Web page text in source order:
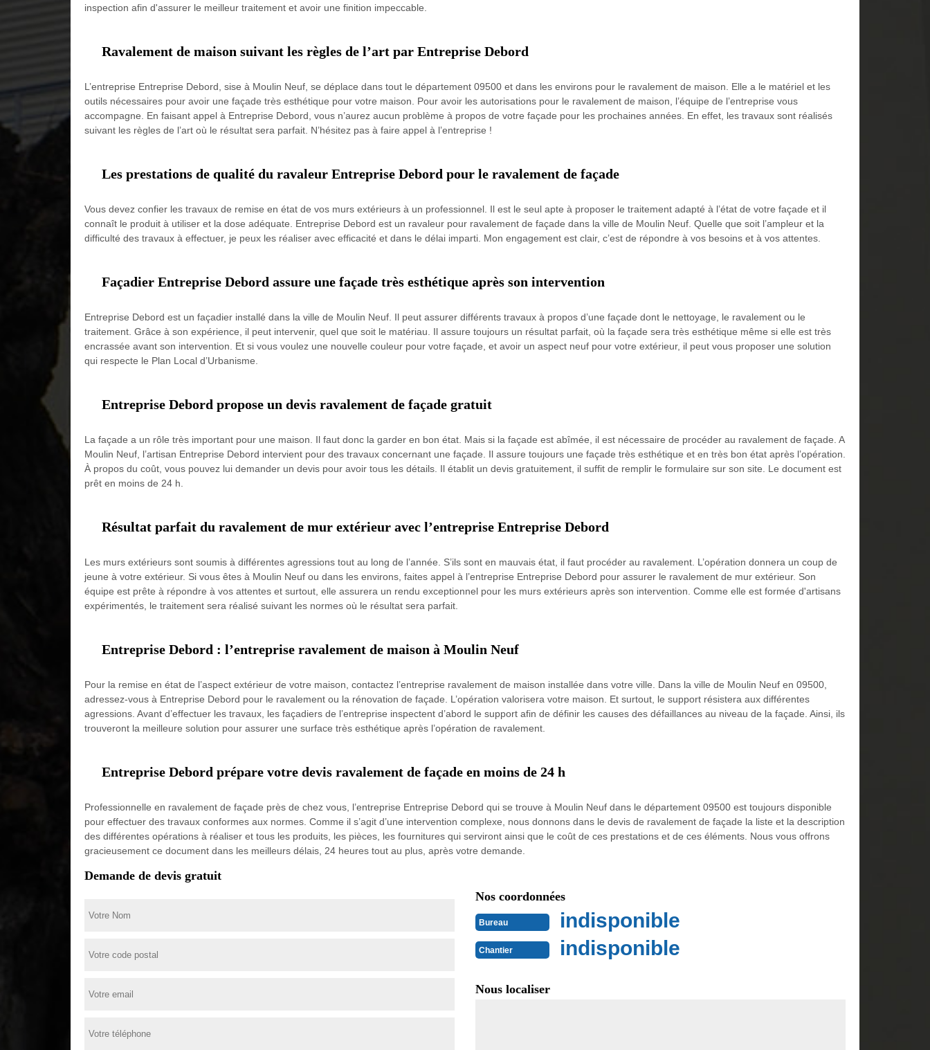
inspection afin d'assurer le meilleur traitement et avoir une finition impeccable.
Ravalement de maison suivant les règles de l’art par Entreprise Debord
L’entreprise Entreprise Debord, sise à Moulin Neuf, se déplace dans tout le département 09500 et dans les environs pour le ravalement de maison. Elle a le matériel et les
outils nécessaires pour avoir une façade très esthétique pour votre maison. Pour avoir les autorisations pour le ravalement de maison, l’équipe de l’entreprise vous
accompagne. En faisant appel à Entreprise Debord, vous n’aurez aucun problème à propos de votre façade pour les prochaines années. En effet, les travaux sont réalisés
suivant les règles de l’art où le résultat sera parfait. N’hésitez pas à faire appel à l’entreprise !
Les prestations de qualité du ravaleur Entreprise Debord pour le ravalement de façade
Vous devez confier les travaux de remise en état de vos murs extérieurs à un professionnel. Il est le seul apte à proposer le traitement adapté à l’état de votre façade et il
connaît le produit à utiliser et la dose adéquate. Entreprise Debord est un ravaleur pour ravalement de façade dans la ville de Moulin Neuf. Quelle que soit l’ampleur et la
difficulté des travaux à effectuer, je peux les réaliser avec efficacité et dans le délai imparti. Mon engagement est clair, c’est de répondre à vos besoins et à vos attentes.
Façadier Entreprise Debord assure une façade très esthétique après son intervention
Entreprise Debord est un façadier installé dans la ville de Moulin Neuf. Il peut assurer différents travaux à propos d’une façade dont le nettoyage, le ravalement ou le
traitement. Grâce à son expérience, il peut intervenir, quel que soit le matériau. Il assure toujours un résultat parfait, où la façade sera très esthétique même si elle est très
encrassée avant son intervention. Et si vous voulez une nouvelle couleur pour votre façade, et avoir un aspect neuf pour votre extérieur, il peut vous proposer une solution
qui respecte le Plan Local d’Urbanisme.
Entreprise Debord propose un devis ravalement de façade gratuit
La façade a un rôle très important pour une maison. Il faut donc la garder en bon état. Mais si la façade est abîmée, il est nécessaire de procéder au ravalement de façade. A
Moulin Neuf, l’artisan Entreprise Debord intervient pour des travaux concernant une façade. Il assure toujours une façade très esthétique et en très bon état après l’opération.
À propos du coût, vous pouvez lui demander un devis pour avoir tous les détails. Il établit un devis gratuitement, il suffit de remplir le formulaire sur son site. Le document est
prêt en moins de 24 h.
Résultat parfait du ravalement de mur extérieur avec l’entreprise Entreprise Debord
Les murs extérieurs sont soumis à différentes agressions tout au long de l’année. S’ils sont en mauvais état, il faut procéder au ravalement. L’opération donnera un coup de
jeune à votre extérieur. Si vous êtes à Moulin Neuf ou dans les environs, faites appel à l’entreprise Entreprise Debord pour assurer le ravalement de mur extérieur. Son
équipe est prête à répondre à vos attentes et surtout, elle assurera un rendu exceptionnel pour les murs extérieurs après son intervention. Comme elle est formée d'artisans
expérimentés, le traitement sera réalisé suivant les normes où le résultat sera parfait.
Entreprise Debord : l’entreprise ravalement de maison à Moulin Neuf
Pour la remise en état de l’aspect extérieur de votre maison, contactez l’entreprise ravalement de maison installée dans votre ville. Dans la ville de Moulin Neuf en 09500,
adressez-vous à Entreprise Debord pour le ravalement ou la rénovation de façade. L’opération valorisera votre maison. Et surtout, le support résistera aux différentes
agressions. Avant d’effectuer les travaux, les façadiers de l’entreprise inspectent d’abord le support afin de définir les causes des défaillances au niveau de la façade. Ainsi, ils
trouveront la meilleure solution pour assurer une surface très esthétique après l’opération de ravalement.
Entreprise Debord prépare votre devis ravalement de façade en moins de 24 h
Professionnelle en ravalement de façade près de chez vous, l’entreprise Entreprise Debord qui se trouve à Moulin Neuf dans le département 09500 est toujours disponible
pour effectuer des travaux conformes aux normes. Comme il s’agit d’une intervention complexe, nous donnons dans le devis de ravalement de façade la liste et la description
des différentes opérations à réaliser et tous les produits, les pièces, les fournitures qui serviront ainsi que le coût de ces prestations et de ces éléments. Nous vous offrons
gracieusement ce document dans les meilleurs délais, 24 heures tout au plus, après votre demande.
Demande de devis gratuit
Nos coordonnées
Bureau indisponible
Chantier indisponible
Nous localiser